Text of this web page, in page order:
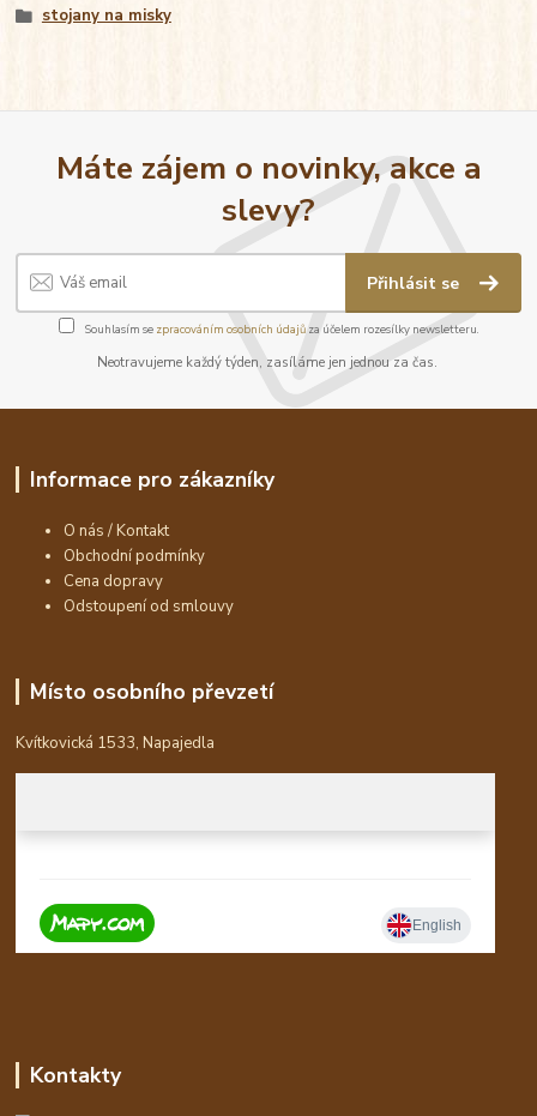
stojany na misky
Máte zájem o novinky, akce a
slevy?
Přihlásit se
Souhlasím se zpracováním osobních údajůza účelem rozesílky newsletteru.
Neotravujeme každý týden, zasíláme jen jednou za čas.
Informace pro zákazníky
O nás / Kontakt
Obchodní podmínky
Cena dopravy
Odstoupení od smlouvy
Místo osobního převzetí
Kvítkovická 1533, Napajedla
Kontakty